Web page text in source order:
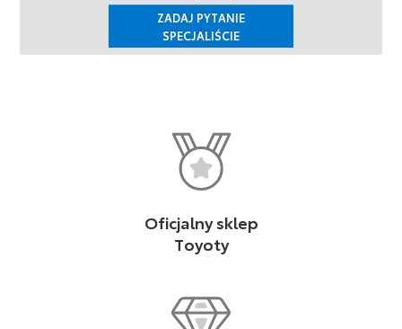
ZADAJ PYTANIE
SPECJALIŚCIE
Oficjalny sklep
Toyoty